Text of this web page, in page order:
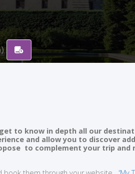
to know in depth all our
and allow you to discover
to complement your trip